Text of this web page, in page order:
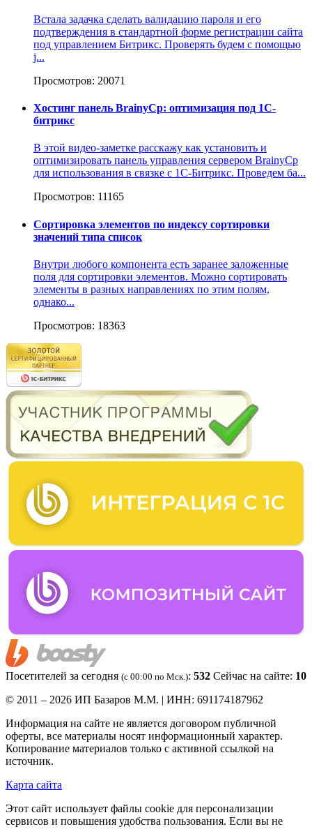
Встала задачка сделать валидацию пароля и его
подтверждения в стандартной форме регистрации сайта
под управлением Битрикс. Проверять будем с помощью
j...
Просмотров: 20071
Хостинг панель BrainyCp: оптимизация под 1С-
битрикс
В этой видео-заметке расскажу как установить и
оптимизировать панель управления сервером BrainyCp
для использования в связке с 1С-Битрикс. Проведем ба...
Просмотров: 11165
Сортировка элементов по индексу сортировки
значений типа список
Внутри любого компонента есть заранее заложенные
поля для сортировки элементов. Можно сортировать
элементы в разных направлениях по этим полям,
однако...
Просмотров: 18363
Посетителей за сегодня (c 00:00 по Мск.): 532 Сейчас на сайте: 10
© 2011 – 2026 ИП Базаров М.М. | ИНН: 691174187962
Информация на сайте не является договором публичной
оферты, все материалы носят информационный характер.
Копирование материалов только с активной ссылкой на
источник.
Карта сайта
Этот сайт использует файлы cookie для персонализации
сервисов и повышения удобства пользования. Если вы не